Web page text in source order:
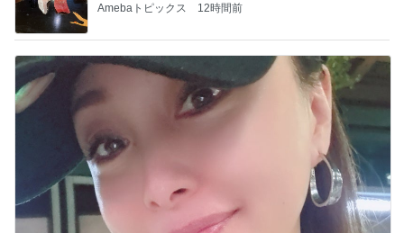
Amebaトピックス 12時間前